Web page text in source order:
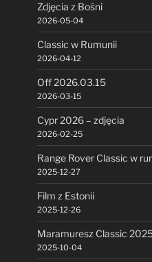
Zdjęcia z Bośni
2026-05-04
Classic w Rumunii
2026-04-12
Off 2026.03.15
2026-03-15
Cypr 2026 – zdjęcia
2026-02-25
Range Rover Classic w
2025-12-27
Film z Estonii
2025-12-26
Maramuresz Classic
2025-10-04